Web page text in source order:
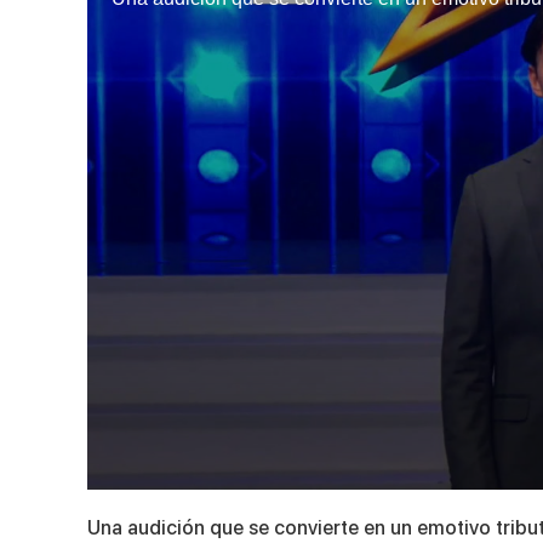
seconds
of
Una audición que se convierte en un emotivo